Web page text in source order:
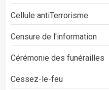
Cellule antiTerrorisme
Censure de l'information
Cérémonie des funérailles
Cessez-le-feu